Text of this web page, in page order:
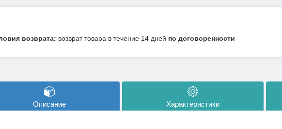
возврат товара в течение 14 дней по договоренности
Описание Характеристики